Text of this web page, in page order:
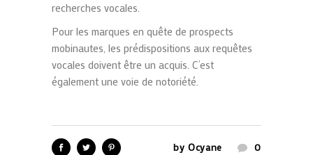
recherches vocales.
Pour les marques en quête de prospects
mobinautes, les prédispositions aux requêtes
vocales doivent être un acquis. C’est
également une voie de notoriété.
by Ocyane
0